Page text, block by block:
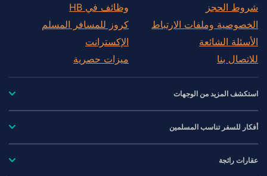
شروط الحجز
الخصوصية وملفات الارتباط
الأسئلة الشائعة
للاتصال بنا
وظائف في HB
كروز للمسافر المسلم
الإكسترانت
ميزات حصرية
استكشف المزيد من الوجهات
أفكار للسفر تناسب المسلمين
عقارات رائجة